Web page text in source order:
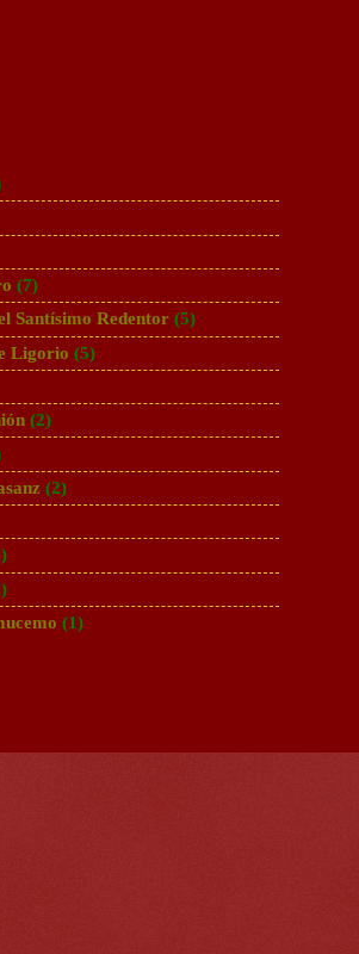
(7)
Santísimo Redentor (5)
Ligorio (5)
(2)
(2)
(1)